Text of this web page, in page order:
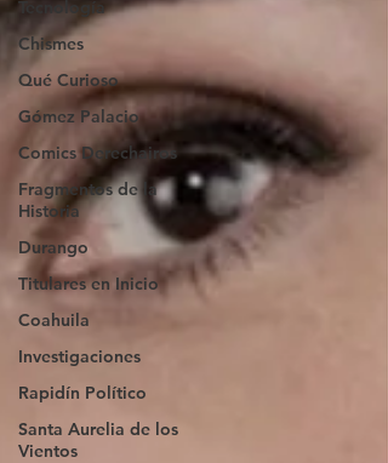
Tecnología
Chismes
Qué Curioso
Gómez Palacio
Comics Derechairos
Fragmentos de la
Historia
Durango
Titulares en Inicio
Coahuila
Investigaciones
Rapidín Político
Santa Aurelia de los
Vientos